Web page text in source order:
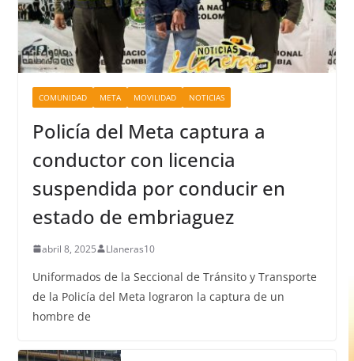
COMUNIDAD META MOVILIDAD NOTICIAS
Policía del Meta captura a
conductor con licencia
suspendida por conducir en
estado de embriaguez
abril 8, 2025 Llaneras10
Uniformados de la Seccional de Tránsito y Transporte
de la Policía del Meta lograron la captura de un
hombre de